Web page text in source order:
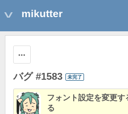
mikutter
バグ #1583 未完了
フォント設定を変更
る